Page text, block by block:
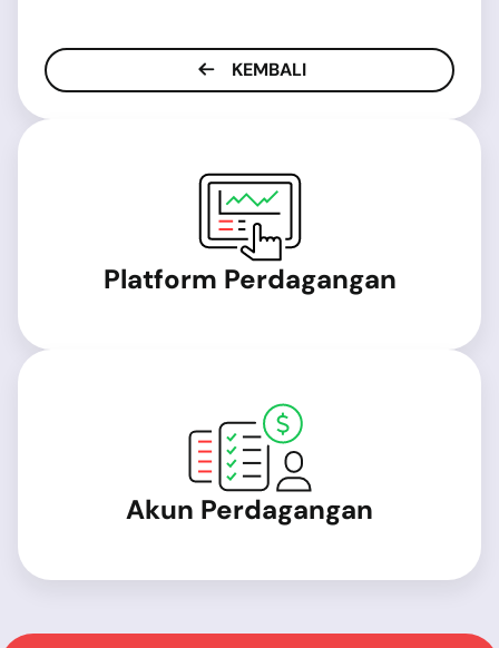
KEMBALI
Platform Perdagangan
Akun Perdagangan